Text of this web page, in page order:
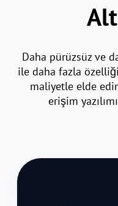
Daha pürüzsüz ve
ile daha fazla
maliyetle elde
erişim